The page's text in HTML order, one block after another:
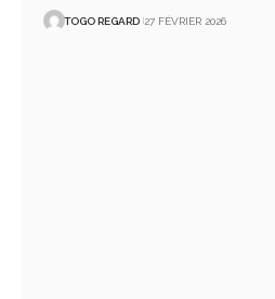
TOGO REGARD 27 FÉVRIER 2026